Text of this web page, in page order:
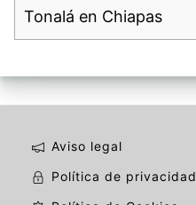
Tonalá en Chiapas
Aviso legal
Política de privacidad